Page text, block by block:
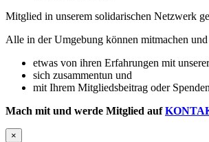
Mitglied in unserem solidarischen Netzwerk
Alle in der Umgebung können mitmachen und
etwas von ihren Erfahrungen mit
sich zusammentun und
mit Ihrem Mitgliedsbeitrag oder
Mach mit und werde Mitglied auf
×